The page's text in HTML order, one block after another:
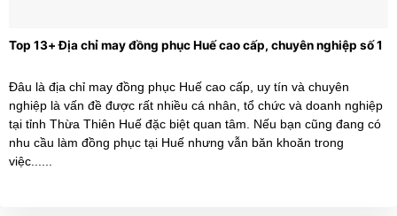
Top 13+ Địa chỉ may đồng phục Huế cao cấp, chuyên nghiệp số 1
Đâu là địa chỉ may đồng phục Huế cao cấp, uy tín và chuyên
nghiệp là vấn đề được rất nhiều cá nhân, tổ chức và doanh nghiệp
tại tỉnh Thừa Thiên Huế đặc biệt quan tâm. Nếu bạn cũng đang có
nhu cầu làm đồng phục tại Huế nhưng vẫn băn khoăn trong
việc......